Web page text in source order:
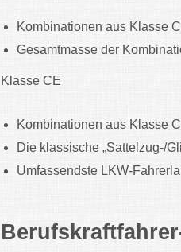
Kombinationen aus Klasse
Gesamtmasse der
Klasse CE
Kombinationen aus Klasse
Die klassische „Sattelzug-/
Umfassendste LKW-